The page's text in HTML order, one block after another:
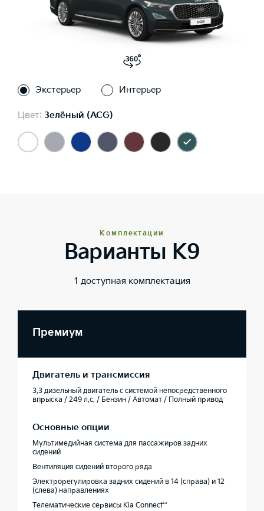
Экстерьер Интерьер
Цвет: Зелёный (ACG)
Комплектации
Варианты K9
1 доступная комплектация
Премиум
Двигатель и трансмиссия
3.3 дизельный двигатель с системой непосредственного
впрыска / 249 л.с. / Бензин / Автомат / Полный привод
Основные опции
Мультимедийная система для пассажиров задних
сидений
Вентиляция сидений второго ряда
Электрорегулировка задних сидений в 14 (справа) и 12
(слева) направлениях
Телематические сервисы Kia Connect**